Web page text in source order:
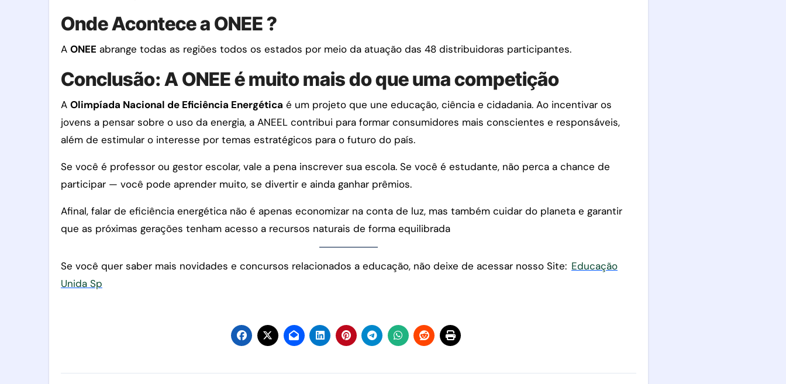
Onde Acontece a ONEE ?
A ONEE abrange todas as regiões todos os estados por meio da atuação das 48 distribuidoras participantes.
Conclusão: A ONEE é muito mais do que uma competição
A Olimpíada Nacional de Eficiência Energética é um projeto que une educação, ciência e cidadania. Ao incentivar os
jovens a pensar sobre o uso da energia, a ANEEL contribui para formar consumidores mais conscientes e responsáveis,
além de estimular o interesse por temas estratégicos para o futuro do país.
Se você é professor ou gestor escolar, vale a pena inscrever sua escola. Se você é estudante, não perca a chance de
participar — você pode aprender muito, se divertir e ainda ganhar prêmios.
Afinal, falar de eficiência energética não é apenas economizar na conta de luz, mas também cuidar do planeta e garantir
que as próximas gerações tenham acesso a recursos naturais de forma equilibrada
Se você quer saber mais novidades e concursos relacionados a educação, não deixe de acessar nosso Site: Educação
Unida Sp